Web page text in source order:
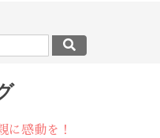
に感動を！